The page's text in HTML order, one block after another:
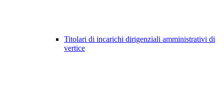
Titolari di incarichi dirigenziali amministrativi di
vertice